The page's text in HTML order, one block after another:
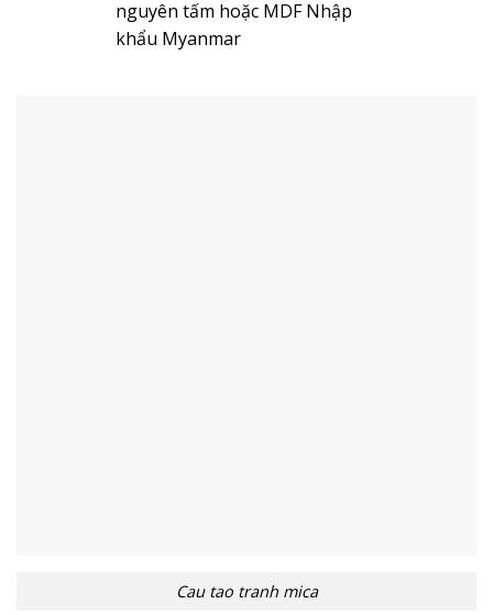
nguyên tấm hoặc MDF Nhập
khẩu Myanmar
Cau tao tranh mica